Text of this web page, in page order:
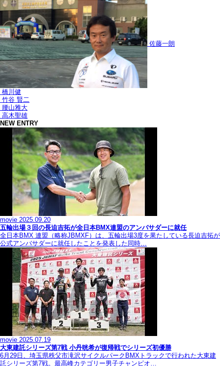
佐藤一朗
橋川健
竹谷 賢二
腰山雅大
高木聖雄
NEW ENTRY
movie 2025.09.20
五輪出場３回の長迫吉拓が全日本BMX連盟のアンバサダーに就任
全日本BMX 連盟（略称JBMXF）は、五輪出場3度を果たしている長迫吉拓が
公式アンバサダーに就任したことを発表した同時…
movie 2025.07.19
大東建託シリーズ第7戦 ⼩丹晄希が復帰戦でシリーズ初優勝
6月29日、埼玉県秩父市滝沢サイクルパークBMXトラックで行われた大東建
託シリーズ第7戦。最高峰カテゴリー男子チャンピオ…